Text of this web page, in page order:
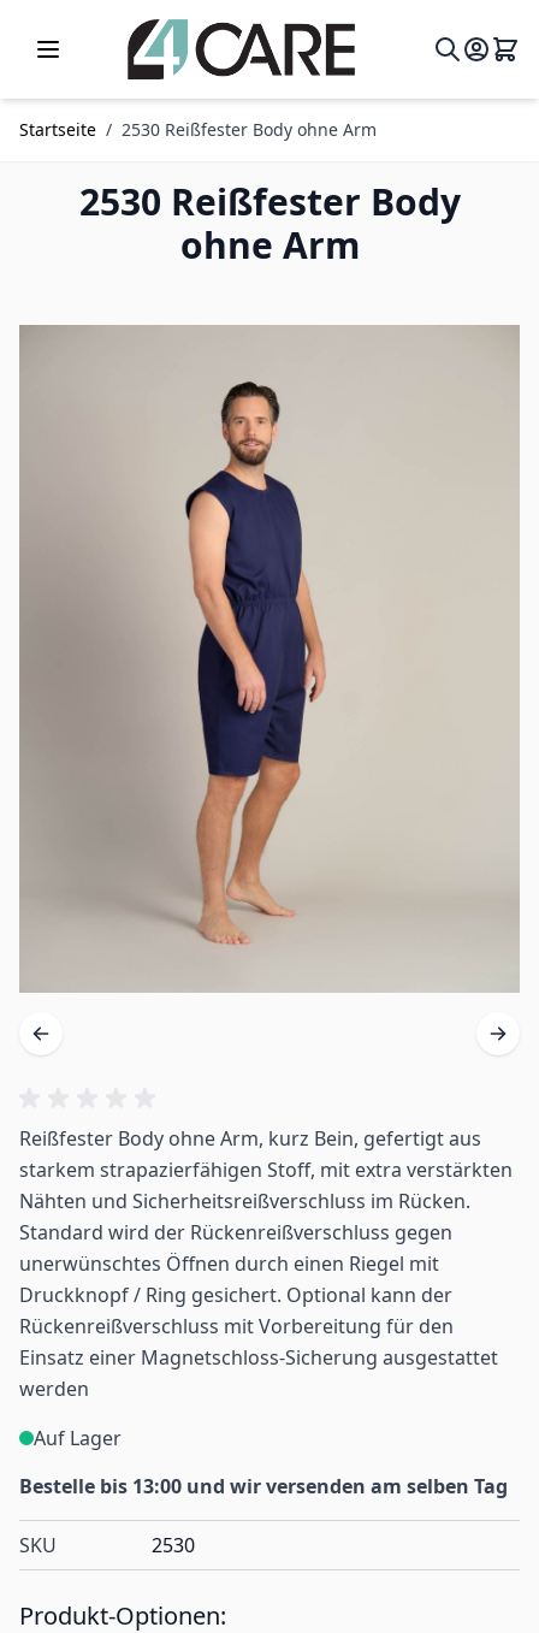
Zum Inhalt springen
Startseite / 2530 Reißfester Body ohne Arm
2530 Reißfester Body
ohne Arm
Reißfester Body ohne Arm, kurz Bein, gefertigt aus
starkem strapazierfähigen Stoff, mit extra verstärkten
Nähten und Sicherheitsreißverschluss im Rücken.
Standard wird der Rückenreißverschluss gegen
unerwünschtes Öffnen durch einen Riegel mit
Druckknopf / Ring gesichert. Optional kann der
Rückenreißverschluss mit Vorbereitung für den
Einsatz einer Magnetschloss-Sicherung ausgestattet
werden
Auf Lager
Bestelle bis 13:00 und wir versenden am selben Tag
SKU 2530
Produkt-Optionen: